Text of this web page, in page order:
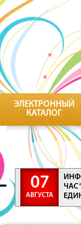
ЭЛЕКТРОННЫЙ
КАТАЛОГ
07
АВГУСТА
ЧАС